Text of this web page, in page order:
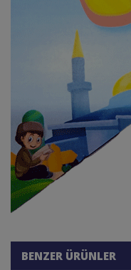
BENZER ÜRÜNLER